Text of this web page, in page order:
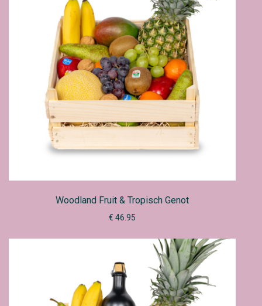
Woodland Fruit & Tropisch Genot
€ 46.95